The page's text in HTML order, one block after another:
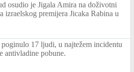
osudio je Jigala Amira na doživotni
izraelskog premijera Jicaka Rabina u
17 ljudi, u najtežem incidentu
antivladine pobune.